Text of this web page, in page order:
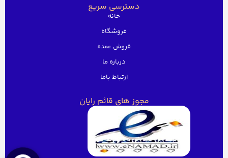
دسترسی سریع
خانه
فروشگاه
فروش عمده
درباره ما
ارتباط باما
مجوز های قائم رایان